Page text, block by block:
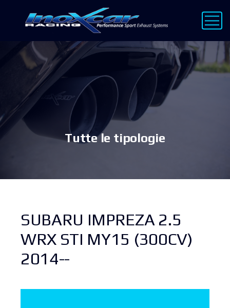
Tutte le tipologie
SUBARU IMPREZA 2.5
WRX STI MY15 (300CV)
2014--